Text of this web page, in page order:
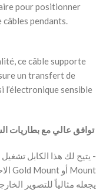
pour positionner
pendants.
ce câble supporte
un transfert de
l’électronique sensible
توافق عالي مع بطاريات
يجعله مثالياً للتصوير